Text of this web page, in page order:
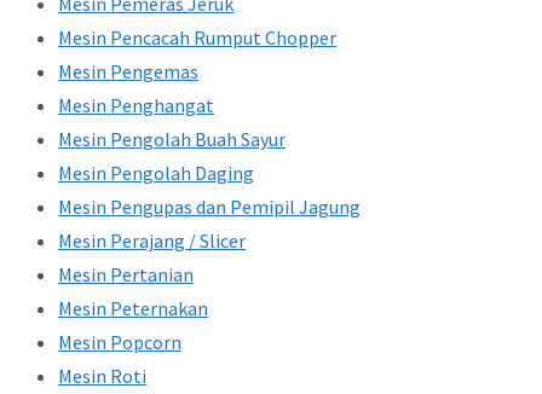
Mesin Pencacah Rumput Chopper
Mesin Pengemas
Mesin Penghangat
Mesin Pengolah Buah Sayur
Mesin Pengolah Daging
Mesin Pengupas dan Pemipil Jagung
Mesin Perajang / Slicer
Mesin Pertanian
Mesin Peternakan
Mesin Popcorn
Mesin Roti